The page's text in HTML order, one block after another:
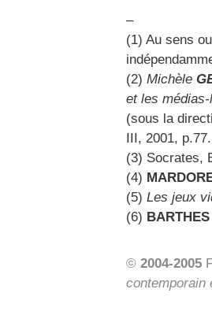
–
(1) Au sens
(2) Michèle
et les
(sous la
III, 2001, p.77.
(3) Socrates,
(4)
(5) Les jeux
(6) BARTHES
© 2004-2005
contemporain